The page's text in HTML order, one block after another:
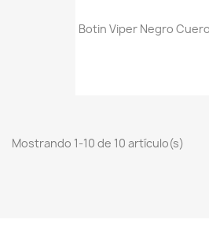
Botin Viper Negro Cuero
Mostrando 1-10 de 10 artículo(s)